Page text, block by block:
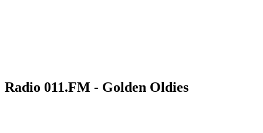
Radio 011.FM - Golden Oldies